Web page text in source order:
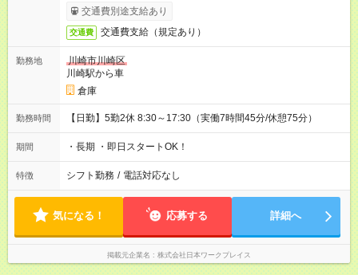
交通費別途支給あり
交通費 交通費支給（規定あり）
勤務地
川崎市川崎区
川崎駅から車
倉庫
勤務時間 【日勤】5勤2休 8:30～17:30（実働7時間45分/休憩75分）
期間 ・長期 ・即日スタートOK！
特徴 シフト勤務 / 電話対応なし
気になる！ 応募する 詳細へ
掲載元企業名 株式会社日本ワークプレイス